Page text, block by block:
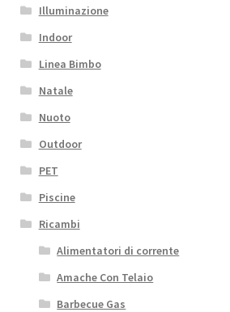
Illuminazione
Indoor
Linea Bimbo
Natale
Nuoto
Outdoor
PET
Piscine
Ricambi
Alimentatori di corrente
Amache Con Telaio
Barbecue Gas